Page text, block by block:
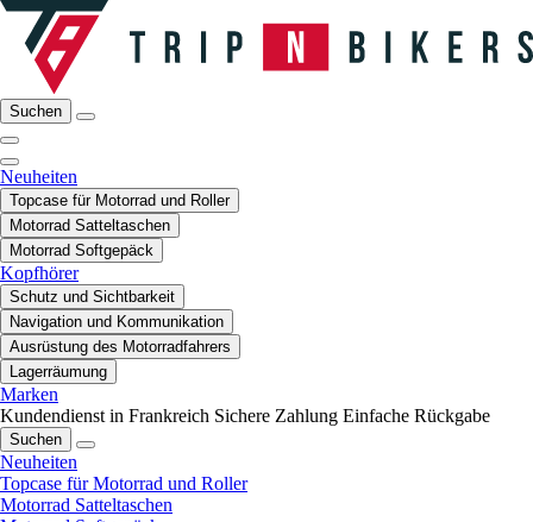
Suchen
Neuheiten
Topcase für Motorrad und Roller
Motorrad Satteltaschen
Motorrad Softgepäck
Kopfhörer
Schutz und Sichtbarkeit
Navigation und Kommunikation
Ausrüstung des Motorradfahrers
Lagerräumung
Marken
Kundendienst in Frankreich Sichere Zahlung Einfache Rückgabe
Suchen
Neuheiten
Topcase für Motorrad und Roller
Motorrad Satteltaschen